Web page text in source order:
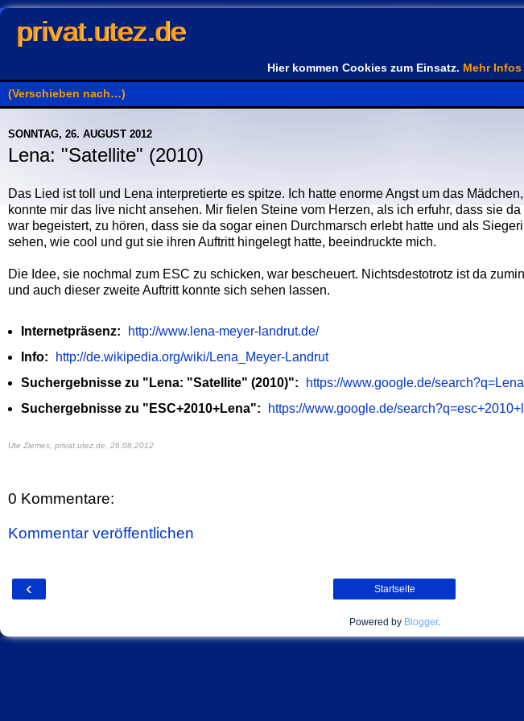
privat.utez.de
Hier kommen Cookies zum Einsatz. Mehr Infos
SONNTAG, 26. AUGUST 2012
Lena: "Satellite" (2010)
Das Lied ist toll und Lena interpretierte es spitze. Ich hatte enorme Angst um das
konnte mir das live nicht ansehen. Mir fielen Steine vom Herzen, als ich erfuhr, dass sie
war begeistert, zu hören, dass sie da sogar einen Durchmarsch erlebt hatte und als
sehen, wie cool und gut sie ihren Auftritt hingelegt hatte, beeindruckte mich.
Die Idee, sie nochmal zum ESC zu schicken, war bescheuert. Nichtsdestotrotz ist da
und auch dieser zweite Auftritt konnte sich sehen lassen.
Internetpräsenz:
http://www.lena-meyer-landrut.de/
Info:
http://de.wikipedia.org/wiki/Lena_Meyer-Landrut
Suchergebnisse zu "Lena: "Satellite" (2010)":
https://www.google.de/
Suchergebnisse zu "ESC+2010+Lena":
https://www.google.de/
Ute Ziemes, privat.utez.de, 26.08.2012
0 Kommentare:
Kommentar veröffentlichen
‹ Startseite
Powered by Blogger.